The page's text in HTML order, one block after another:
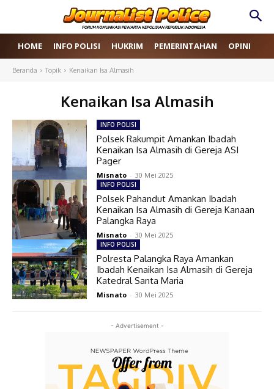
HOME INFO POLISI HUKRIM PEMERINTAHAN OPINI
Beranda Topik Kenaikan Isa Almasih
Kenaikan Isa Almasih
- Advertisement -
INFO POLISI
Polsek Rakumpit Amankan Ibadah
Kenaikan Isa Almasih di Gereja ASI
Pager
Misnato - 30 Mei 2025
INFO POLISI
Polsek Pahandut Amankan Ibadah
Kenaikan Isa Almasih di Gereja Kanaan
Palangka Raya
Misnato - 30 Mei 2025
INFO POLISI
Polresta Palangka Raya Amankan
Ibadah Kenaikan Isa Almasih di Gereja
Katedral Santa Maria
Misnato - 30 Mei 2025